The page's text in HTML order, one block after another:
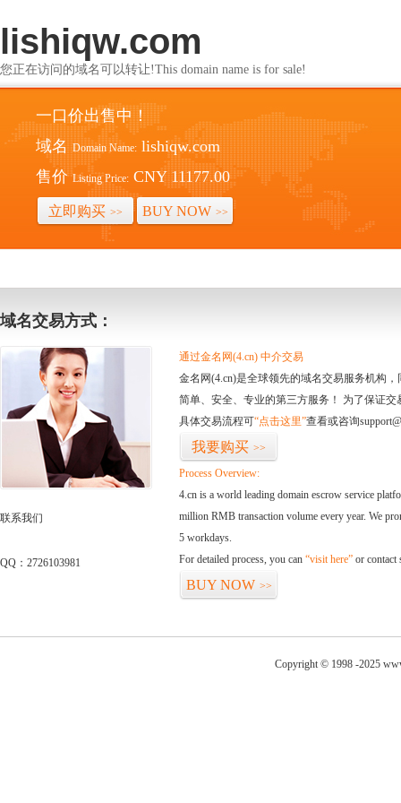
lishiqw.com
您正在访问的域名可以转让!This domain name is for sale!
一口价出售中！
域名 Domain Name: lishiqw.com
售价 Listing Price: CNY 11177.00
立即购买 >> BUY NOW >>
域名交易方式：
联系我们
QQ：2726103981
通过金名网(4.cn) 中介交易
金名网(4.cn)是全球领先的域名交易服务机构
简单、安全、专业的第三方服务！ 为了保证
具体交易流程可“点击这里”查看或咨询
我要购买 >>
Process Overview:
4.cn is a world leading domain escrow service
million RMB transaction volume every year. We
5 workdays.
For detailed process, you can “visit here” or contact
BUY NOW >>
Copyright © 1998 -2025